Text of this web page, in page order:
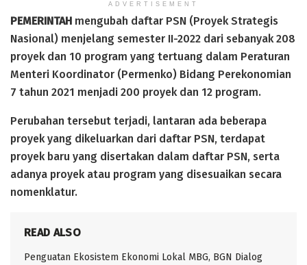
ADVERTISEMENT
PEMERINTAH mengubah daftar PSN (Proyek Strategis
Nasional) menjelang semester II-2022 dari sebanyak 208
proyek dan 10 program yang tertuang dalam Peraturan
Menteri Koordinator (Permenko) Bidang Perekonomian
7 tahun 2021 menjadi 200 proyek dan 12 program.
Perubahan tersebut terjadi, lantaran ada beberapa
proyek yang dikeluarkan dari daftar PSN, terdapat
proyek baru yang disertakan dalam daftar PSN, serta
adanya proyek atau program yang disesuaikan secara
nomenklatur.
READ ALSO
Penguatan Ekosistem Ekonomi Lokal MBG, BGN Dialog